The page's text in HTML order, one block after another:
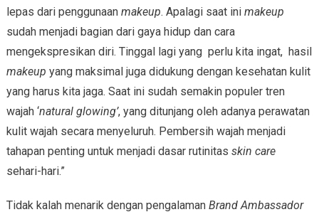
lepas dari penggunaan makeup. Apalagi saat ini makeup
sudah menjadi bagian dari gaya hidup dan cara
mengekspresikan diri. Tinggal lagi yang perlu kita ingat, hasil
makeup yang maksimal juga didukung dengan kesehatan kulit
yang harus kita jaga. Saat ini sudah semakin populer tren
wajah ‘natural glowing’, yang ditunjang oleh adanya perawatan
kulit wajah secara menyeluruh. Pembersih wajah menjadi
tahapan penting untuk menjadi dasar rutinitas skin care
sehari-hari.”
Tidak kalah menarik dengan pengalaman Brand Ambassador